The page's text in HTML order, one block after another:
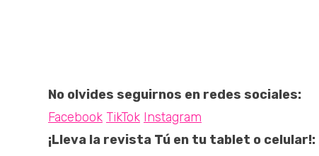
No olvides seguirnos en redes sociales:
Facebook TikTok Instagram
¡Lleva la revista Tú en tu tablet o celular!: